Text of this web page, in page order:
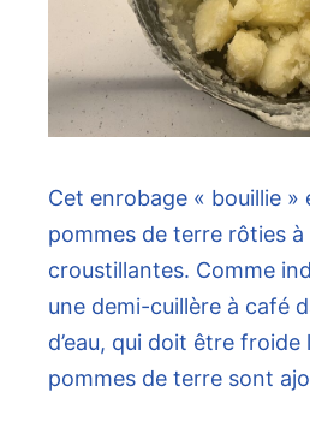
Cet enrobage « bouillie »
pommes de terre rôties
croustillantes. Comme
une demi-cuillère à café
d’eau, qui doit être froide
pommes de terre sont